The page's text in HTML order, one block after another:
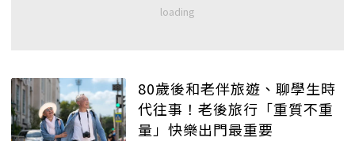
80歲後和老伴旅遊、聊學生時
代往事！老後旅行「重質不重
量」快樂出門最重要